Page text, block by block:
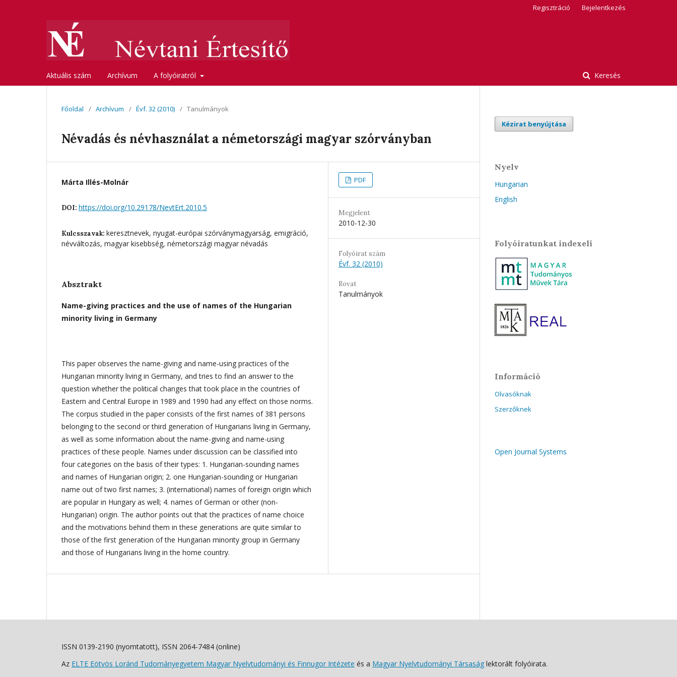
Aktuális szám Archívum A folyóiratról Keresés
Regisztráció Bejelentkezés
Főoldal / Archívum / Évf. 32 (2010) / Tanulmányok
Névadás és névhasználat a németországi magyar szórványban
Márta Illés-Molnár
DOI: https://doi.org/10.29178/NevtErt.2010.5
Kulcsszavak: keresztnevek, nyugat-európai szórványmagyarság, emigráció,
névváltozás, magyar kisebbség, németországi magyar névadás
Absztrakt
Name-giving practices and the use of names of the Hungarian
minority living in Germany
This paper observes the name-giving and name-using practices of the
Hungarian minority living in Germany, and tries to find an answer to the
question whether the political changes that took place in the countries of
Eastern and Central Europe in 1989 and 1990 had any effect on those norms.
The corpus studied in the paper consists of the first names of 381 persons
belonging to the second or third generation of Hungarians living in Germany,
as well as some information about the name-giving and name-using
practices of these people. Names under discussion can be classified into
four categories on the basis of their types: 1. Hungarian-sounding names
and names of Hungarian origin; 2. one Hungarian-sounding or Hungarian
name out of two first names; 3. (international) names of foreign origin which
are popular in Hungary as well; 4. names of German or other (non-
Hungarian) origin. The author points out that the practices of name choice
and the motivations behind them in these generations are quite similar to
those of the first generation of the Hungarian minority group in Germany
and those of Hungarians living in the home country.
PDF
Megjelent
2010-12-30
Folyóirat szám
Évf. 32 (2010)
Rovat
Tanulmányok
Kézirat benyújtása
Nyelv
Hungarian
English
Folyóiratunkat indexeli
Információ
Olvasóknak
Szerzőknek
Open Journal Systems
ISSN 0139-2190 (nyomtatott), ISSN 2064-7484 (online)
Az ELTE Eötvös Loránd Tudományegyetem Magyar Nyelvtudományi és Finnugor Intézete és a Magyar Nyelvtudományi Társaság lektorált folyóirata.